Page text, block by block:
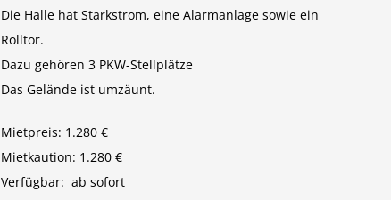
Die Halle hat Starkstrom, eine Alarmanlage sowie ein
Rolltor.
Dazu gehören 3 PKW-Stellplätze
Das Gelände ist umzäunt.
Mietpreis: 1.280 €
Mietkaution: 1.280 €
Verfügbar: ab sofort